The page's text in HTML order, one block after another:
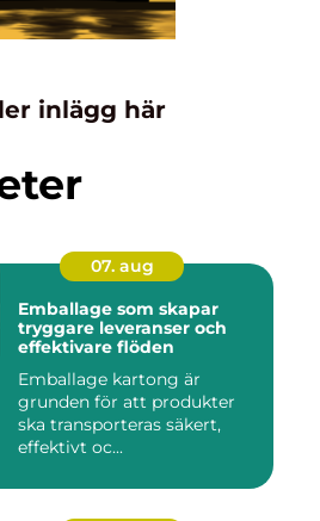
inlägg här
07. aug
Emballage som skapar
tryggare leveranser och
effektivare flöden
Emballage kartong är
grunden för att produkter
ska transporteras säkert,
effektivt oc...